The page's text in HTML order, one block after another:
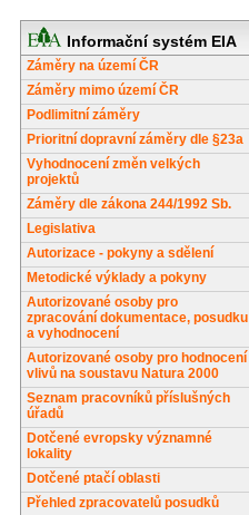
Informační systém EIA
Záměry na území ČR
Záměry mimo území ČR
Podlimitní záměry
Prioritní dopravní záměry dle §23a
Vyhodnocení změn velkých
projektů
Záměry dle zákona 244/1992 Sb.
Legislativa
Autorizace - pokyny a sdělení
Metodické výklady a pokyny
Autorizované osoby pro
zpracování dokumentace, posudku
a vyhodnocení
Autorizované osoby pro hodnocení
vlivů na soustavu Natura 2000
Seznam pracovníků příslušných
úřadů
Dotčené evropsky významné
lokality
Dotčené ptačí oblasti
Přehled zpracovatelů posudků